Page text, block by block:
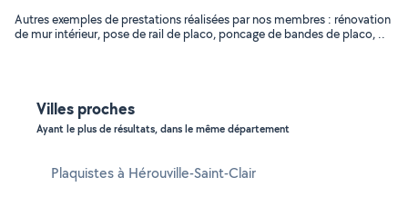
Autres exemples de prestations réalisées par nos membres : rénovation
de mur intérieur, pose de rail de placo, poncage de bandes de placo, ..
Villes proches
Ayant le plus de résultats, dans le même département
Plaquistes à Hérouville-Saint-Clair